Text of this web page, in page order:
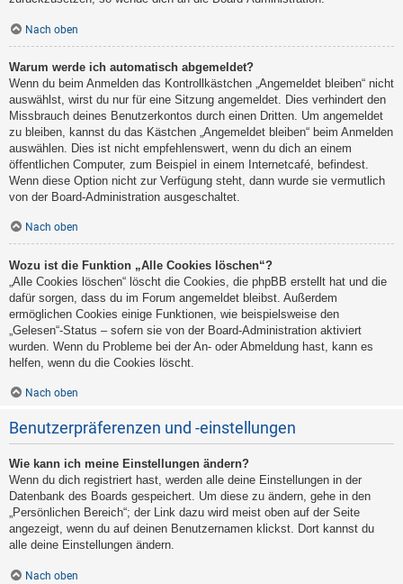
Nach oben
Warum werde ich automatisch abgemeldet?
Wenn du beim Anmelden das Kontrollkästchen „Angemeldet bleiben“ nicht
auswählst, wirst du nur für eine Sitzung angemeldet. Dies verhindert den
Missbrauch deines Benutzerkontos durch einen Dritten. Um angemeldet
zu bleiben, kannst du das Kästchen „Angemeldet bleiben“ beim Anmelden
auswählen. Dies ist nicht empfehlenswert, wenn du dich an einem
öffentlichen Computer, zum Beispiel in einem Internetcafé, befindest.
Wenn diese Option nicht zur Verfügung steht, dann wurde sie vermutlich
von der Board-Administration ausgeschaltet.
Nach oben
Wozu ist die Funktion „Alle Cookies löschen“?
„Alle Cookies löschen“ löscht die Cookies, die phpBB erstellt hat und die
dafür sorgen, dass du im Forum angemeldet bleibst. Außerdem
ermöglichen Cookies einige Funktionen, wie beispielsweise den
„Gelesen“-Status – sofern sie von der Board-Administration aktiviert
wurden. Wenn du Probleme bei der An- oder Abmeldung hast, kann es
helfen, wenn du die Cookies löscht.
Nach oben
Benutzerpräferenzen und -einstellungen
Wie kann ich meine Einstellungen ändern?
Wenn du dich registriert hast, werden alle deine Einstellungen in der
Datenbank des Boards gespeichert. Um diese zu ändern, gehe in den
„Persönlichen Bereich“; der Link dazu wird meist oben auf der Seite
angezeigt, wenn du auf deinen Benutzernamen klickst. Dort kannst du
alle deine Einstellungen ändern.
Nach oben